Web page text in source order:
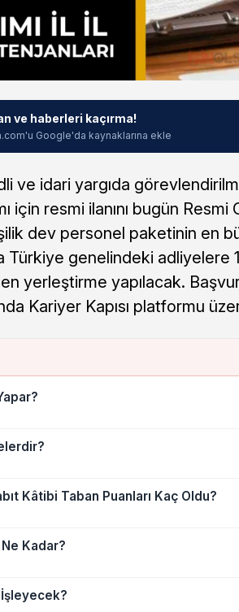
ve haberleri kaçırma!
Google'da kaynaklarına ekle
ve idari yargıda
için resmi ilanını bugün Resmi
dev personel paketinin en
Türkiye genelindeki adliyelere
yerleştirme yapılacak.
Kariyer Kapısı platformu
Kâtibi Taban Puanları Kaç Oldu?
Kadar?
İşleyecek?